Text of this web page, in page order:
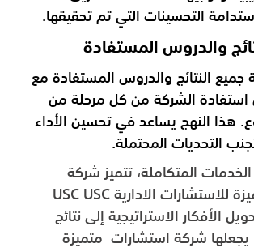
التحسينات التي تم تحقيقها.
والدروس المستفادة
النتائج والدروس المستفادة مع
استفادة الشركة من كل مرحلة من
هذا النهج يساعد في تحسين الأداء
التحديات المحتملة.
المتكاملة، تتميز شركة
الخطوات المميزة للاستشارات الادارية USC USC
الأفكار الاستراتيجية إلى نتائج
شركة استشارات متميزة